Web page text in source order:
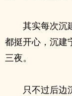
其实每次沉
都挺开心，沉建
三夜。
只不过后边